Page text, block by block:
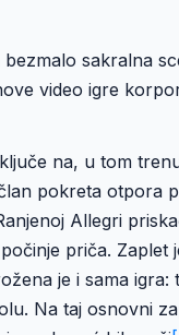
sakralna
video igre
na, u tom
pokreta otpora
Allegri
priča.
je i sama
Na taj osnovni